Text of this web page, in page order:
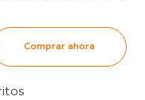
Comprar ahora